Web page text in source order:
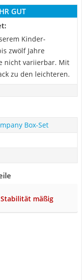
GUT
Kinder-
zwölf Jahre
nicht variierbar. Mit
zu den leichteren.
Box-Set
Stabilität mäßig